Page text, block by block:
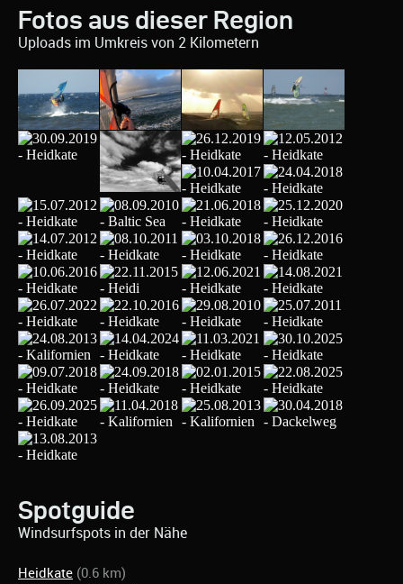
Fotos aus dieser Region
Uploads im Umkreis von 2 Kilometern
Spotguide
Windsurfspots in der Nähe
Heidkate (0.6 km)